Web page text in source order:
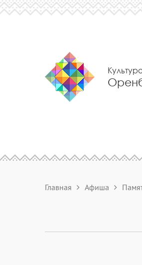
Главная Афиша